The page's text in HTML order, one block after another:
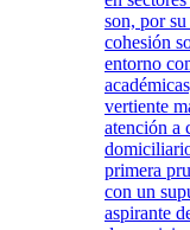
son, por
cohesión
entorno
vertiente
atención a
primera
con un
aspirante